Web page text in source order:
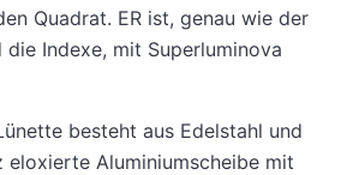
Quadrat. ER ist, genau wie der
die Indexe, mit Superluminova
besteht aus Edelstahl und
Aluminiumscheibe mit